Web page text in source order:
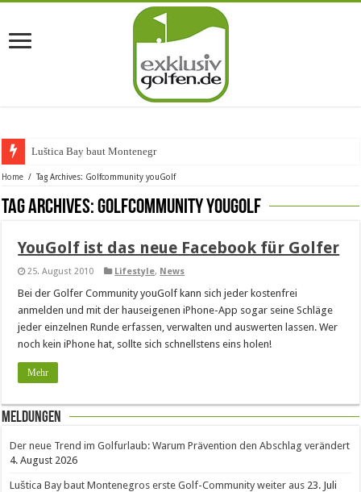
Luštica Bay baut Montenegros
Home / Tag Archives: Golfcommunity youGolf
Tag Archives:Golfcommunity youGolf
YouGolf ist das neue Facebook für Golfer
25. August 2010 Lifestyle, News
Bei der Golfer Community youGolf kann sich jeder kostenfrei
anmelden und mit der hauseigenen iPhone-App sogar seine Schläge
jeder einzelnen Runde erfassen, verwalten und auswerten lassen. Wer
noch kein iPhone hat, sollte sich schnellstens eins holen!
Mehr
Meldungen
Der neue Trend im Golfurlaub: Warum Prävention den Abschlag verändert
4. August 2026
Luštica Bay baut Montenegros erste Golf-Community weiter aus 23. Juli